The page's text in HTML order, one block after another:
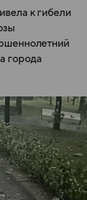
к гибели
города